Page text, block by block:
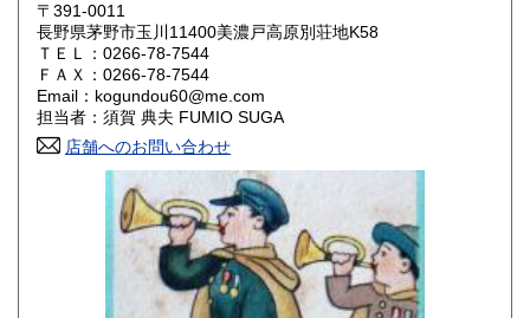
岡山県 430円 広島県
山口県 430円
香川県
430円 福岡県
430円 長崎県
430円 大分県
〒391-0011
長野県茅野市玉川11400美濃戸高原別荘地K58
ＴＥＬ：0266-78-7544
ＦＡＸ：0266-78-7544
Email：kogundou60@me.com
担当者：須賀 典夫 FUMIO SUGA
店舗へのお問い合わせ